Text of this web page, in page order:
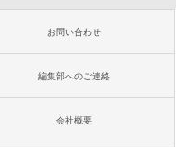
お問い合わせ
編集部へのご連絡
会社概要